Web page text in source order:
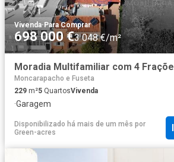
Vivenda·Para Comprar
698 000 €3 048 €/m²
Moncarapacho e Fuseta
229 m²5 QuartosVivenda
·Garagem
Disponibilizado há mais de um mês por
Green-acres